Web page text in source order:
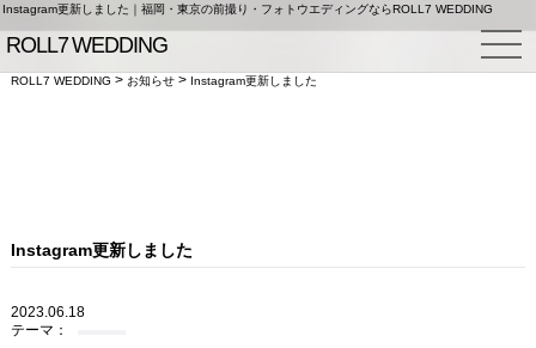
Instagram更新しました｜福岡・東京の前撮り・フォトウエディングならROLL7 WEDDING
ROLL7 WEDDING > お知らせ> Instagram更新しました
Instagram更新しました
2023.06.18
テーマ：